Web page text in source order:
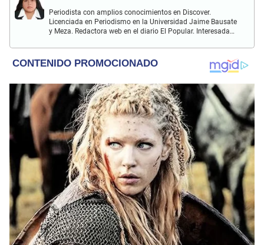
Periodista con amplios conocimientos en Discover.
Licenciada en Periodismo en la Universidad Jaime Bausate
y Meza. Redactora web en el diario El Popular. Interesada
internacional; tendencias, películas y series.